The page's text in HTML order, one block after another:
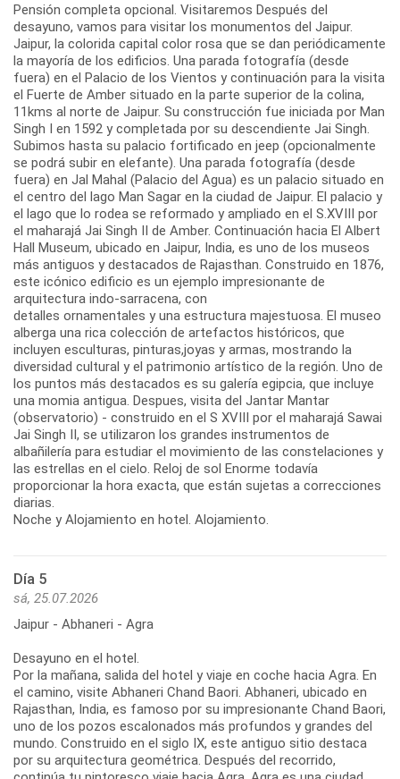
Pensión completa opcional. Visitaremos Después del
desayuno, vamos para visitar los monumentos del Jaipur.
Jaipur, la colorida capital color rosa que se dan periódicamente
la mayoría de los edificios. Una parada fotografía (desde
fuera) en el Palacio de los Vientos y continuación para la visita
el Fuerte de Amber situado en la parte superior de la colina,
11kms al norte de Jaipur. Su construcción fue iniciada por Man
Singh I en 1592 y completada por su descendiente Jai Singh.
Subimos hasta su palacio fortificado en jeep (opcionalmente
se podrá subir en elefante). Una parada fotografía (desde
fuera) en Jal Mahal (Palacio del Agua) es un palacio situado en
el centro del lago Man Sagar en la ciudad de Jaipur. El palacio y
el lago que lo rodea se reformado y ampliado en el S.XVIII por
el maharajá Jai Singh II de Amber. Continuación hacia El Albert
Hall Museum, ubicado en Jaipur, India, es uno de los museos
más antiguos y destacados de Rajasthan. Construido en 1876,
este icónico edificio es un ejemplo impresionante de
arquitectura indo-sarracena, con
detalles ornamentales y una estructura majestuosa. El museo
alberga una rica colección de artefactos históricos, que
incluyen esculturas, pinturas,joyas y armas, mostrando la
diversidad cultural y el patrimonio artístico de la región. Uno de
los puntos más destacados es su galería egipcia, que incluye
una momia antigua. Despues, visita del Jantar Mantar
(observatorio) - construido en el S XVIII por el maharajá Sawai
Jai Singh II, se utilizaron los grandes instrumentos de
albañilería para estudiar el movimiento de las constelaciones y
las estrellas en el cielo. Reloj de sol Enorme todavía
proporcionar la hora exacta, que están sujetas a correcciones
diarias.
Noche y Alojamiento en hotel. Alojamiento.
Día 5
sá, 25.07.2026
Jaipur - Abhaneri - Agra
Desayuno en el hotel.
Por la mañana, salida del hotel y viaje en coche hacia Agra. En
el camino, visite Abhaneri Chand Baori. Abhaneri, ubicado en
Rajasthan, India, es famoso por su impresionante Chand Baori,
uno de los pozos escalonados más profundos y grandes del
mundo. Construido en el siglo IX, este antiguo sitio destaca
por su arquitectura geométrica. Después del recorrido,